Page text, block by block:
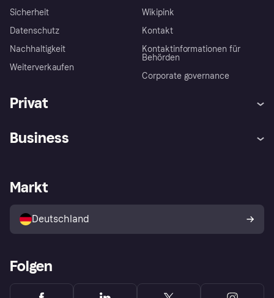
Sicherheit
Datenschutz
Nachhaltigkeit
Weiterverkaufen
Wikipink
Kontakt
Kontaktinformationen für
Behörden
Corporate governance
Privat
Klarna App
Shops entdecken
Käuferschutzrichtlinie
Dein Widerrufsrecht
Business
Händlerportal
Markt
Deutschland
Folgen